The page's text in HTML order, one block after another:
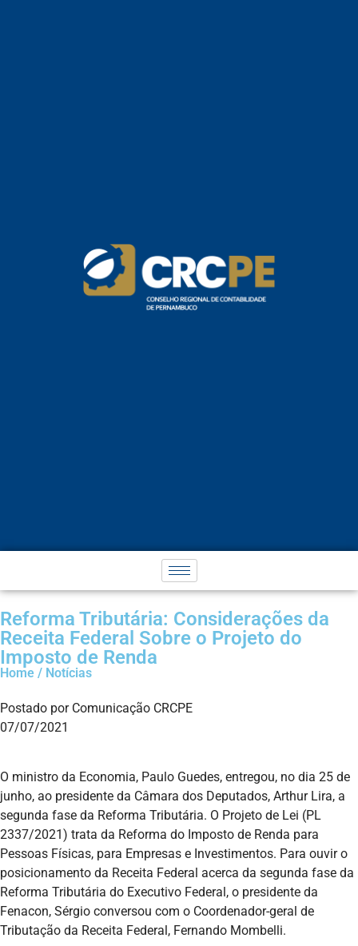
Reforma Tributária: Considerações da
Receita Federal Sobre o Projeto do
Imposto de Renda
Home / Notícias
Postado por Comunicação CRCPE
07/07/2021
O ministro da Economia, Paulo Guedes, entregou, no dia 25 de
junho, ao presidente da Câmara dos Deputados, Arthur Lira, a
segunda fase da Reforma Tributária. O Projeto de Lei (PL
2337/2021) trata da Reforma do Imposto de Renda para
Pessoas Físicas, para Empresas e Investimentos. Para ouvir o
posicionamento da Receita Federal acerca da segunda fase da
Reforma Tributária do Executivo Federal, o presidente da
Fenacon, Sérgio conversou com o Coordenador-geral de
Tributação da Receita Federal, Fernando Mombelli.